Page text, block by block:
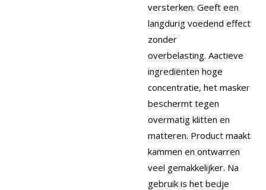
versterken. Geeft een
langdurig voedend effect
zonder
overbelasting. Aactieve
ingrediënten hoge
concentratie, het masker
beschermt tegen
overmatig klitten en
matteren. Product maakt
kammen en ontwarren
veel gemakkelijker. Na
gebruik is het bedje